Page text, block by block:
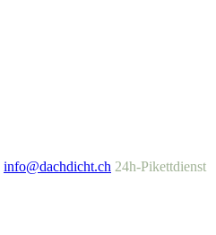
info@dachdicht.ch 24h-Pikettdienst